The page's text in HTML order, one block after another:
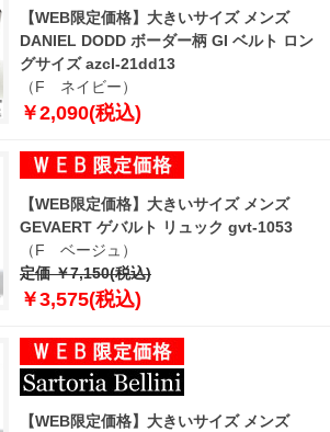
【WEB限定価格】大きいサイズ メンズ
DANIEL DODD ボーダー柄 GI ベルト ロン
グサイズ azcl-21dd13
（F ネイビー）
￥2,090(税込)
【WEB限定価格】大きいサイズ メンズ
GEVAERT ゲバルト リュック gvt-1053
（F ベージュ）
定価 ￥7,150(税込)
￥3,575(税込)
【WEB限定価格】大きいサイズ メンズ